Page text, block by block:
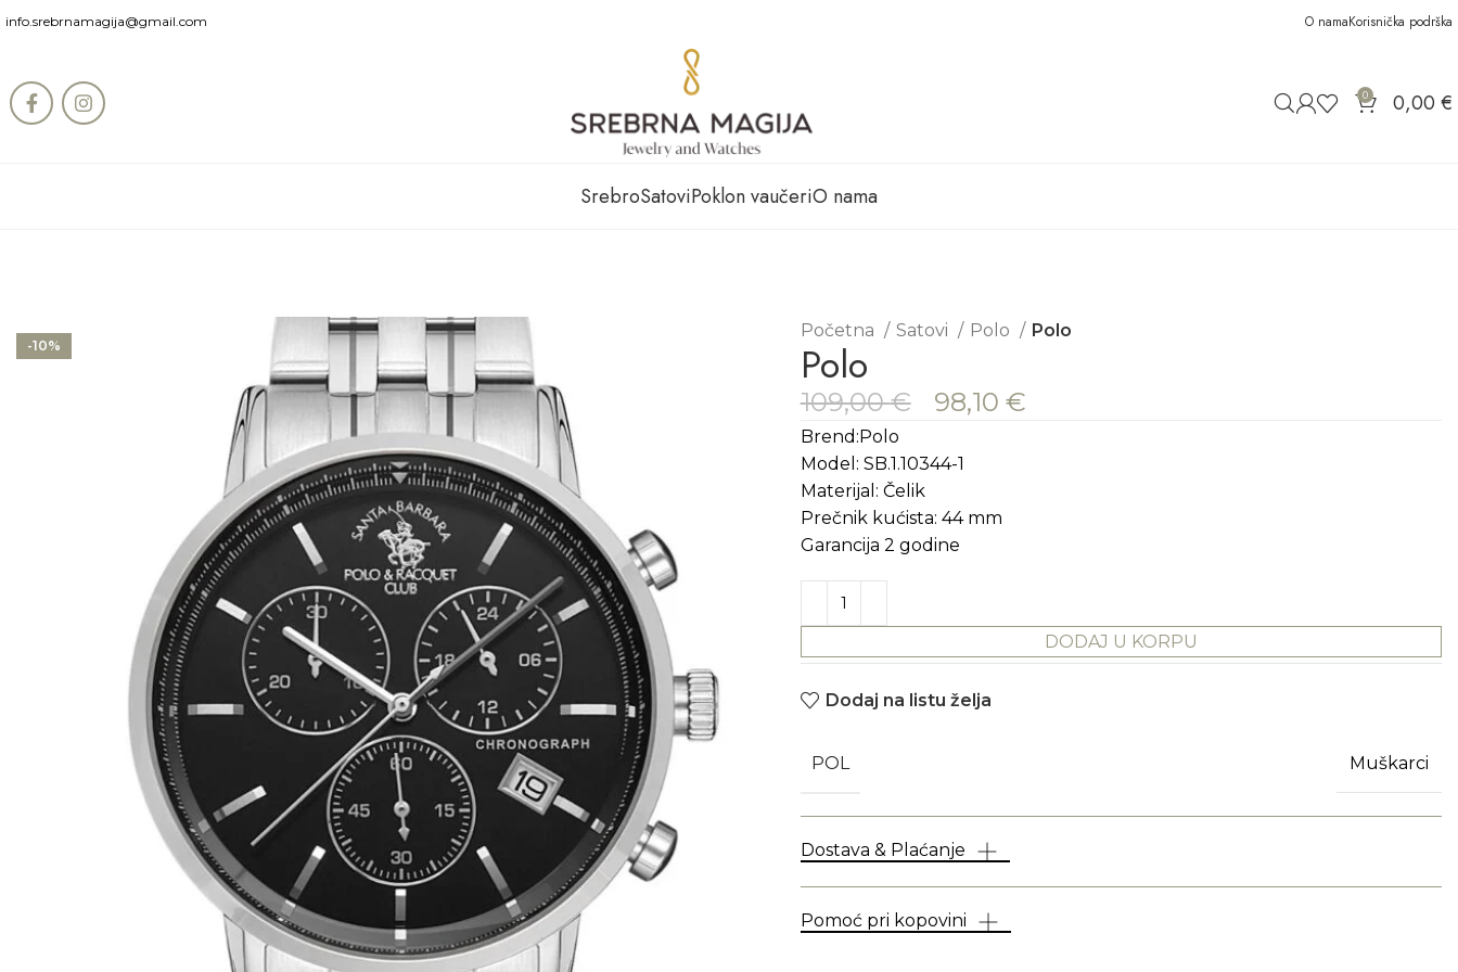
info.srebrnamagija@gmail.com O namaKorisnička podrška
0 0,00 €
SrebroSatoviPoklon vaučeriO nama
-10%
Početna Satovi Polo Polo
Polo
109,00€ 98,10 €
Brend:Polo
Model: SB.1.10344-1
Materijal: Čelik
Prečnik kućista: 44 mm
Garancija 2 godine
DODAJ U KORPU
Dodaj na listu želja
POL Muškarci
Dostava & Plaćanje
Pomoć pri kopovini